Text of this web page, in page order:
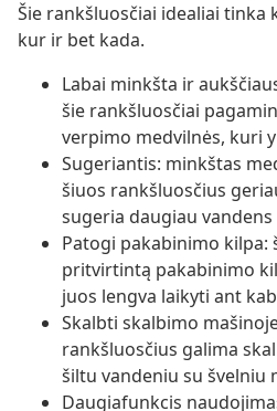
Šie rankšluosčiai idealiai tinka
kur ir bet kada.
Labai minkšta ir
šie rankšluosčiai
verpimo medvilnės, kuri
Sugeriantis: minkštas
šiuos rankšluosčius
sugeria daugiau
Patogi pakabinimo kilpa:
pritvirtintą pakabinimo
juos lengva laikyti ant
Skalbti skalbimo
rankšluosčius galima
šiltu vandeniu su švelniu
Daugiafunkcis